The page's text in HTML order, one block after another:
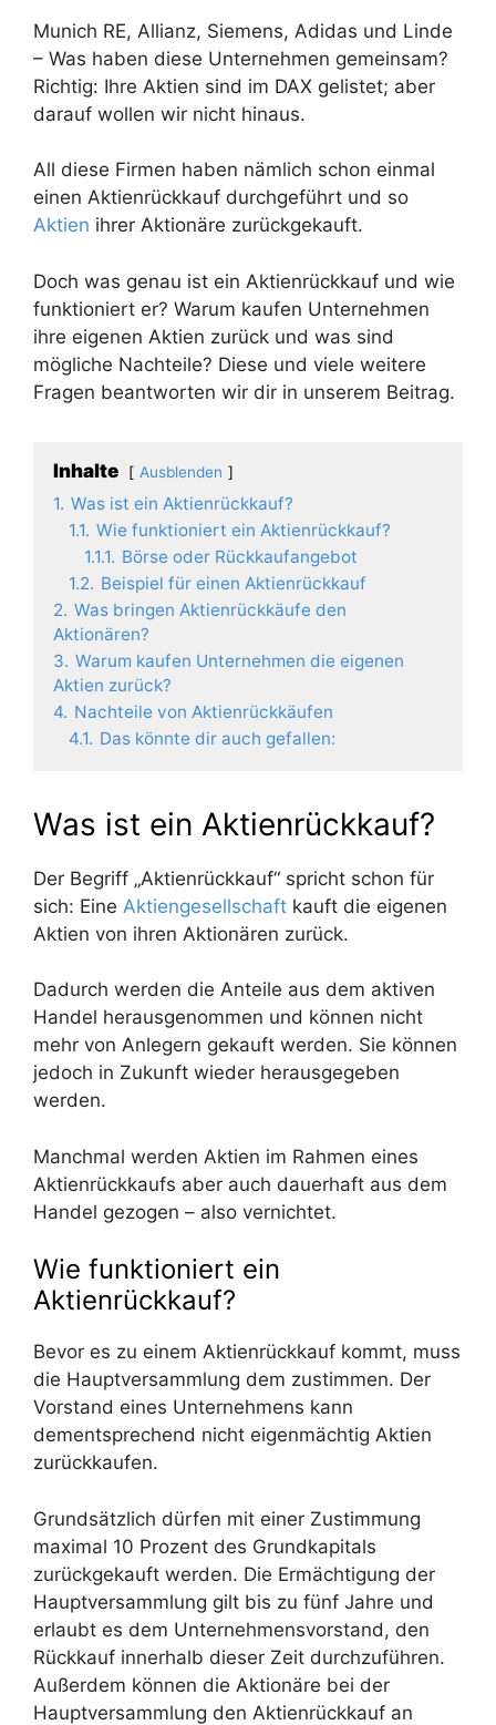
Munich RE, Allianz, Siemens, Adidas und Linde
– Was haben diese Unternehmen gemeinsam?
Richtig: Ihre Aktien sind im DAX gelistet; aber
darauf wollen wir nicht hinaus.
All diese Firmen haben nämlich schon einmal
einen Aktienrückkauf durchgeführt und so
Aktien ihrer Aktionäre zurückgekauft.
Doch was genau ist ein Aktienrückkauf und wie
funktioniert er? Warum kaufen Unternehmen
ihre eigenen Aktien zurück und was sind
mögliche Nachteile? Diese und viele weitere
Fragen beantworten wir dir in unserem Beitrag.
Inhalte Ausblenden
1. Was ist ein Aktienrückkauf?
1.1. Wie funktioniert ein Aktienrückkauf?
1.1.1. Börse oder Rückkaufangebot
1.2. Beispiel für einen Aktienrückkauf
2. Was bringen Aktienrückkäufe den
Aktionären?
3. Warum kaufen Unternehmen die eigenen
Aktien zurück?
4. Nachteile von Aktienrückkäufen
4.1. Das könnte dir auch gefallen:
Was ist ein Aktienrückkauf?
Der Begriff „Aktienrückkauf“ spricht schon für
sich: Eine Aktiengesellschaft kauft die eigenen
Aktien von ihren Aktionären zurück.
Dadurch werden die Anteile aus dem aktiven
Handel herausgenommen und können nicht
mehr von Anlegern gekauft werden. Sie können
jedoch in Zukunft wieder herausgegeben
werden.
Manchmal werden Aktien im Rahmen eines
Aktienrückkaufs aber auch dauerhaft aus dem
Handel gezogen – also vernichtet.
Wie funktioniert ein
Aktienrückkauf?
Bevor es zu einem Aktienrückkauf kommt, muss
die Hauptversammlung dem zustimmen. Der
Vorstand eines Unternehmens kann
dementsprechend nicht eigenmächtig Aktien
zurückkaufen.
Grundsätzlich dürfen mit einer Zustimmung
maximal 10 Prozent des Grundkapitals
zurückgekauft werden. Die Ermächtigung der
Hauptversammlung gilt bis zu fünf Jahre und
erlaubt es dem Unternehmensvorstand, den
Rückkauf innerhalb dieser Zeit durchzuführen.
Außerdem können die Aktionäre bei der
Hauptversammlung den Aktienrückkauf an